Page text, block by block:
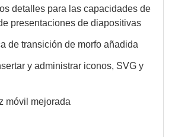
detalles para las capacidades de
presentaciones de diapositivas
de transición de morfo añadida
y administrar iconos, SVG y
móvil mejorada